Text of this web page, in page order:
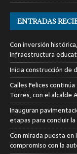
ENTRADAS
Con inversión
infraestructura
Inicia construcción de
Calles Felices
Torres, con el alcalde
Inauguran
etapas para concluir la
Con mirada puesta
compromiso con la